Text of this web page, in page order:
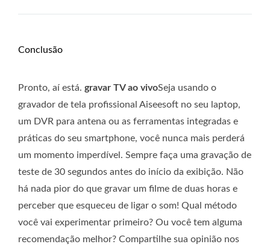
Conclusão
Pronto, aí está. gravar TV ao vivoSeja usando o
gravador de tela profissional Aiseesoft no seu laptop,
um DVR para antena ou as ferramentas integradas e
práticas do seu smartphone, você nunca mais perderá
um momento imperdível. Sempre faça uma gravação de
teste de 30 segundos antes do início da exibição. Não
há nada pior do que gravar um filme de duas horas e
perceber que esqueceu de ligar o som! Qual método
você vai experimentar primeiro? Ou você tem alguma
recomendação melhor? Compartilhe sua opinião nos